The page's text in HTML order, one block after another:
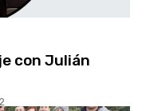
con Julián